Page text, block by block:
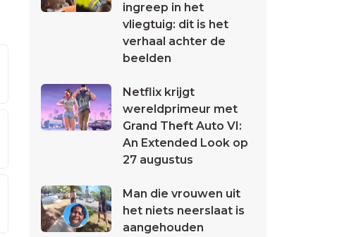
ingreep in het
vliegtuig: dit is het
verhaal achter de
beelden
Netflix krijgt
wereldprimeur met
Grand Theft Auto VI:
An Extended Look op
27 augustus
Man die vrouwen uit
het niets neerslaat is
aangehouden